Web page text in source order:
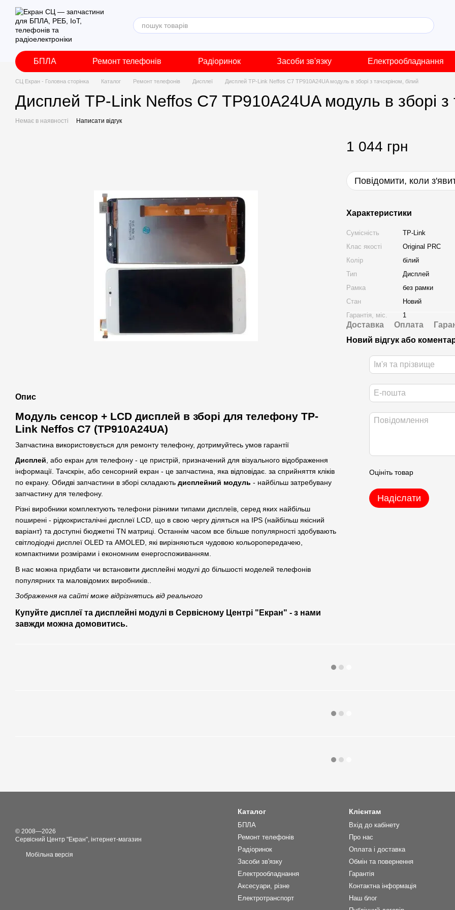
Перейти до основного контенту
БПЛА Ремонт телефонів Радіоринок Засоби зв'язку Електрообладнання
СЦ Екран - Головна сторінка Каталог Ремонт телефонів Дисплеї Дисплей TP-Link Neffos C7 TP910A24UA модуль в зборі з тачскріном, білий
Дисплей TP-Link Neffos C7 TP910A24UA модуль в зборі з
Немає в наявності Написати відгук
Опис
Модуль сенсор + LCD дисплей в зборі для телефону TP-
Link Neffos C7 (TP910A24UA)
Запчастина використовується для ремонту телефону, дотримуйтесь умов гарантії
Дисплей , або екран для телефону - це пристрій, призначений для візуального відображення
інформації. Тачскрін, або сенсорний екран - це запчастина, яка відповідає. за сприйняття кліків
по екрану. Обидві запчастини в зборі складають дисплейний модуль - найбільш затребувану
запчастину для телефону.
Різні виробники комплектують телефони різними типами дисплеїв, серед яких найбільш
поширені - рідкокристалічні дисплеї LCD, що в свою чергу діляться на IPS (найбільш якісний
варіант) та доступні бюджетні TN матриці. Останнім часом все більше популярності здобувають
світлодіодні дисплеї OLED та AMOLED, які вирізняються чудовою кольоропередачею,
компактними розмірами і економним енергоспоживанням.
В нас можна придбати чи встановити дисплейні модулі до більшості моделей телефонів
популярних та маловідомих виробників..
Зображення на сайті може відрізнятись від реального
Купуйте дисплеї та дисплейні модулі в Сервісному Центрі "Екран" - з нами
завжди можна домовитись.
1 044 грн
Повідомити, коли
Характеристики
Сумісність
TP-Link
Клас якості
Original PRC
Колір
білий
Тип
Дисплей
Рамка
без рамки
Стан
Новий
Гарантія, міс.
1
Доставка Оплата
Новий відгук або
Оцініть товар
Надіслати
© 2008—2026
Сервісний Центр "Екран", інтернет-магазин
Мобільна версія
Каталог
БПЛА
Ремонт телефонів
Радіоринок
Засоби зв'язку
Електрообладнання
Аксесуари, різне
Електротранспорт
Клієнтам
Вхід до кабінету
Про нас
Оплата і доставка
Обмін та повернення
Гарантія
Контактна інформація
Наш блог